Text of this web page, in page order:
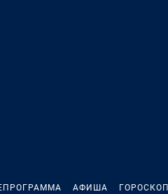
АФИША ГОРОСКОП